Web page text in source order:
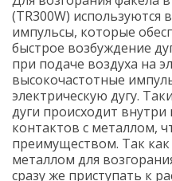
(TR300W) используются
импульсы, которые
быстрое возбуждение
при подаче воздуха на
высокочастотные
электрическую дугу.
дуги происходит
контактов с металлом,
преимуществом. Так как
металлом для
сразу же приступать к